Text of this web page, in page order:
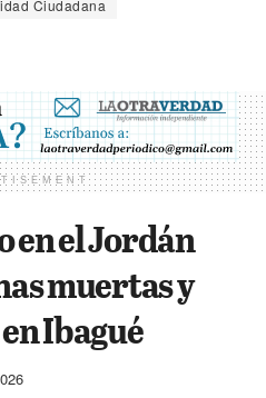
Ciudadana
en el Jordán
muertas y
Ibagué